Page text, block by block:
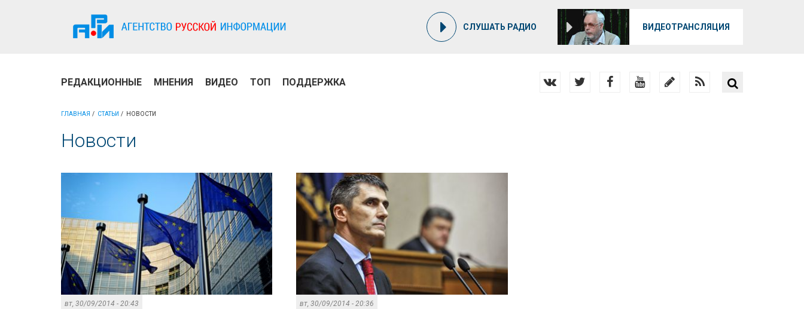
СЛУШАТЬ РАДИО ВИДЕОТРАНСЛЯЦИЯ
РЕДАКЦИОННЫЕ МНЕНИЯ ВИДЕО ТОП ПОДДЕРЖКА
ГЛАВНАЯ СТАТЬИ НОВОСТИ
Новости
вт, 30/09/2014 - 20:43 вт, 30/09/2014 - 20:36